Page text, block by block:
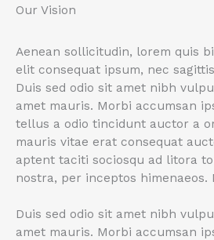
Our Vision
Aenean sollicitudin, lorem quis
elit consequat ipsum, nec
Duis sed odio sit amet nibh
amet mauris. Morbi accumsan
tellus a odio tincidunt auctor a
mauris vitae erat consequat
aptent taciti sociosqu ad litora
nostra, per inceptos
Duis sed odio sit amet nibh
amet mauris. Morbi accumsan